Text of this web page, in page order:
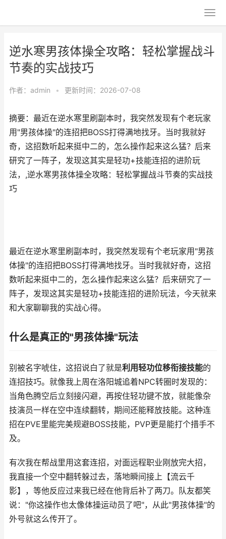
逆水寒男孩体操全攻略：轻松掌握战斗
节奏的实战技巧
作者： admin • 更新时间：2026-07-08
摘要：最近在逆水寒里刷副本时，我突然发现有个老玩家
用"男孩体操"的连招把BOSS打得满地找牙。当时我就好
奇，这招数听起来挺中二的，怎么操作起来这么猛？后来
研究了一阵子，发现这其实是轻功+技能连招的进阶玩
法，,逆水寒男孩体操全攻略：轻松掌握战斗节奏的实战技
巧
最近在逆水寒里刷副本时，我突然发现有个老玩家用"男孩
体操"的连招把BOSS打得满地找牙。当时我就好奇，这招
数听起来挺中二的，怎么操作起来这么猛？后来研究了一
阵子，发现这其实是轻功+技能连招的进阶玩法，今天就来
和大家聊聊我的实战心得。
什么是真正的"男孩体操"玩法
别被名字唬住，这招说白了就是利用轻功位移衔接技能的
连招技巧。就像我上周在洛阳城追着NPC转圈时发现的：
当角色腾空后立刻接闪避，再按住轻功键不放，就能像杂
技演员一样在空中连续翻转，期间还能释放技能。这种连
招在PVE里能完美规避BOSS技能，PVP更是能打个措手不
及。
有次我在帮战里用这套连招，对面远程职业刚放完大招，
我直接一个空中翻转躲过去，落地瞬间接上【流云千
影】，等他反应过来我已经在他背后补了两刀。队友都笑
说："你这操作也太像体操运动员了吧"，从此"男孩体操"的
外号就这么传开了。